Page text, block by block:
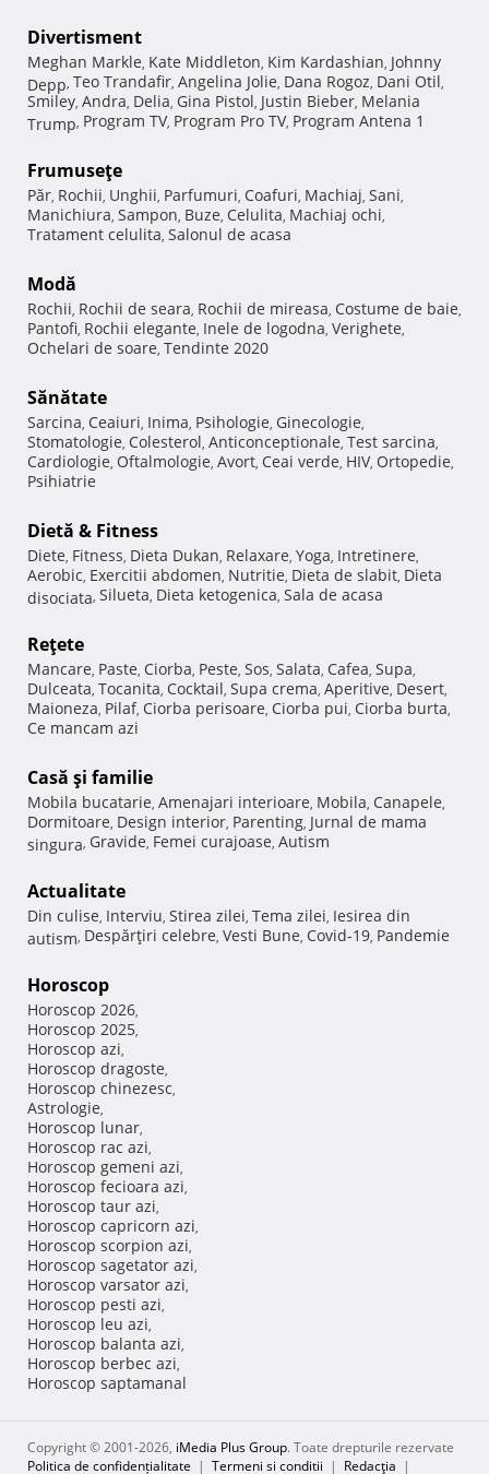
Divertisment
Meghan Markle, Kate Middleton, Kim Kardashian, Johnny
Depp, Teo Trandafir, Angelina Jolie, Dana Rogoz, Dani Otil,
Smiley, Andra, Delia, Gina Pistol, Justin Bieber, Melania
Trump, Program TV, Program Pro TV, Program Antena 1
Frumuseţe
Păr, Rochii, Unghii, Parfumuri, Coafuri, Machiaj, Sani,
Manichiura, Sampon, Buze, Celulita, Machiaj ochi,
Tratament celulita, Salonul de acasa
Modă
Rochii, Rochii de seara, Rochii de mireasa, Costume de baie,
Pantofi, Rochii elegante, Inele de logodna, Verighete,
Ochelari de soare, Tendinte 2020
Sănătate
Sarcina, Ceaiuri, Inima, Psihologie, Ginecologie,
Stomatologie, Colesterol, Anticonceptionale, Test sarcina,
Cardiologie, Oftalmologie, Avort, Ceai verde, HIV, Ortopedie,
Psihiatrie
Dietă & Fitness
Diete, Fitness, Dieta Dukan, Relaxare, Yoga, Intretinere,
Aerobic, Exercitii abdomen, Nutritie, Dieta de slabit, Dieta
disociata, Silueta, Dieta ketogenica, Sala de acasa
Reţete
Mancare, Paste, Ciorba, Peste, Sos, Salata, Cafea, Supa,
Dulceata, Tocanita, Cocktail, Supa crema, Aperitive, Desert,
Maioneza, Pilaf, Ciorba perisoare, Ciorba pui, Ciorba burta,
Ce mancam azi
Casă şi familie
Mobila bucatarie, Amenajari interioare, Mobila, Canapele,
Dormitoare, Design interior, Parenting, Jurnal de mama
singura, Gravide, Femei curajoase, Autism
Actualitate
Din culise, Interviu, Stirea zilei, Tema zilei, Iesirea din
autism, Despărţiri celebre, Vesti Bune, Covid-19, Pandemie
Horoscop
Horoscop 2026,
Horoscop 2025,
Horoscop azi,
Horoscop dragoste,
Horoscop chinezesc,
Astrologie,
Horoscop lunar,
Horoscop rac azi,
Horoscop gemeni azi,
Horoscop fecioara azi,
Horoscop taur azi,
Horoscop capricorn azi,
Horoscop scorpion azi,
Horoscop sagetator azi,
Horoscop varsator azi,
Horoscop pesti azi,
Horoscop leu azi,
Horoscop balanta azi,
Horoscop berbec azi,
Horoscop saptamanal
Copyright © 2001-2026, iMedia Plus Group. Toate drepturile rezervate
Politica de confidențialitate | Termeni si conditii | Redacţia |